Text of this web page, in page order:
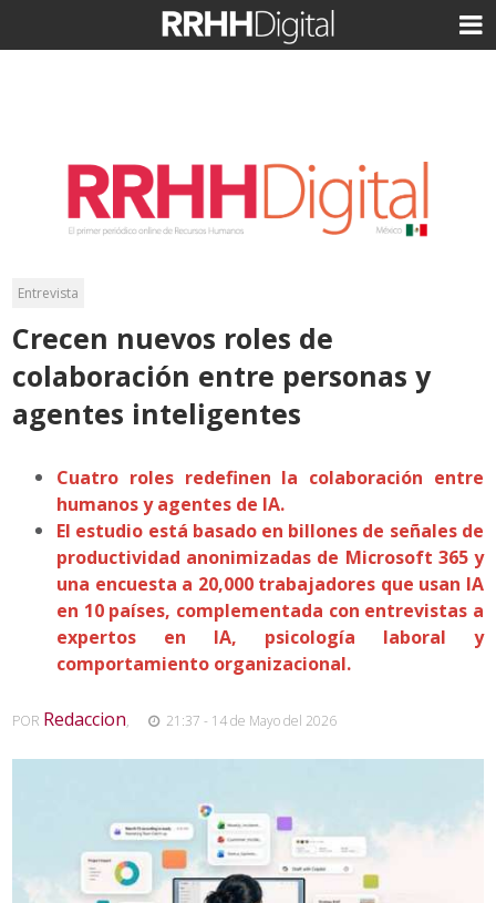
Entrevista
Crecen nuevos roles de
colaboración entre personas y
agentes inteligentes
Cuatro roles redefinen la colaboración entre
humanos y agentes de IA.
El estudio está basado en billones de señales de
productividad anonimizadas de Microsoft 365 y
una encuesta a 20,000 trabajadores que usan IA
en 10 países, complementada con entrevistas a
expertos en IA, psicología laboral y
comportamiento organizacional.
POR Redaccion, 21:37 - 14 de Mayo del 2026